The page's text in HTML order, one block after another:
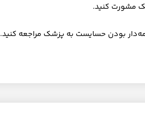
مشورت کنید.
بودن حسایست به پزشک مراجعه کنید.